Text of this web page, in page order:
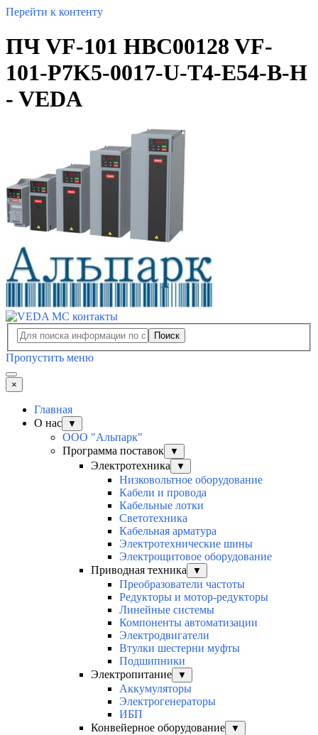
Перейти к контенту
ПЧ VF-101 HBC00128 VF-
101-P7K5-0017-U-T4-E54-B-H
- VEDA
Поиск
Пропустить меню
×
Главная
О нас
▼
ООО "Альпарк"
Программа поставок
▼
Электротехника ▼
Низковольтное оборудование
Кабели и провода
Кабельные лотки
Светотехника
Кабельная арматура
Электротехнические шины
Электрощитовое оборудование
Приводная техника
▼
Преобразователи частоты
Редукторы и мотор-редукторы
Линейные системы
Компоненты автоматизации
Электродвигатели
Втулки шестерни муфты
Подшипники
Электропитание
▼
Аккумуляторы
Электрогенераторы
ИБП
Конвейерное оборудование
▼